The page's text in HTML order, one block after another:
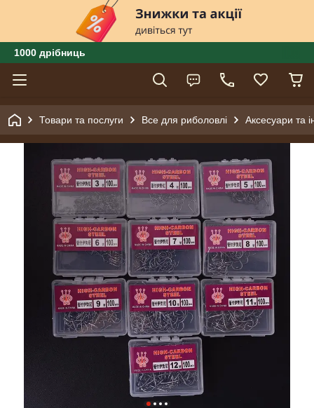
1000 дрібниць
Товари та послуги Все для риболовлі Аксесуари та